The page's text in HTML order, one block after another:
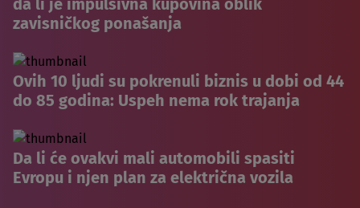
zavisničkog ponašanja
Ovih 10 ljudi su pokrenuli biznis u dobi od 44
do 85 godina: Uspeh nema rok trajanja
Da li će ovakvi mali automobili spasiti
Evropu i njen plan za električna vozila